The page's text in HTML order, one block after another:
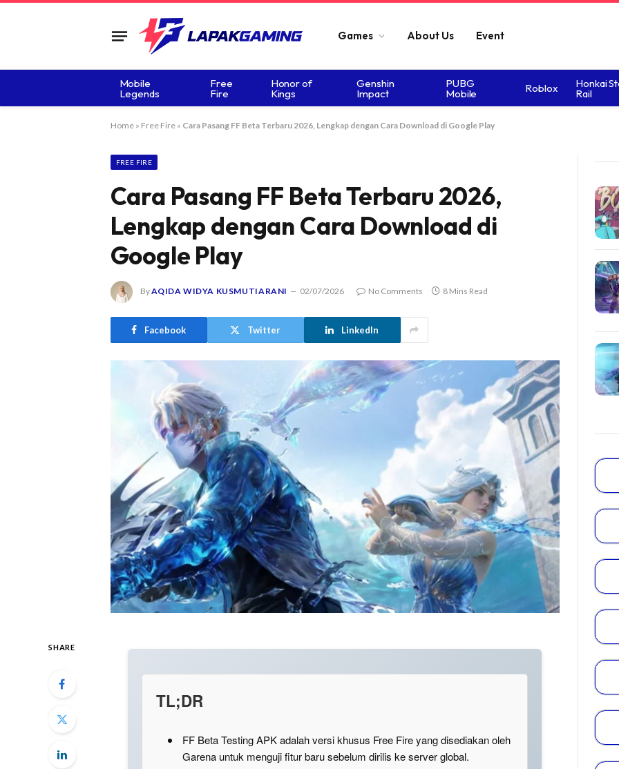
Games About Us Event
Mobile
Legends
Free
Fire
Honor of
Kings
Genshin
Impact
PUBG
Mobile Roblox Honkai
Rail
Home» Free Fire» Cara Pasang FF Beta Terbaru 2026, Lengkap dengan Cara Download di Google Play
FREE FIRE
Cara Pasang FF Beta Terbaru 2026,
Lengkap dengan Cara Download di
Google Play
ByAQIDA WIDYA KUSMUTIARANI 02/07/2026 No Comments 8 Mins Read
Facebook Twitter LinkedIn
SHARE
TL;DR
FF Beta Testing APK adalah versi khusus Free Fire yang disediakan oleh
Garena untuk menguji fitur baru sebelum dirilis ke server global.